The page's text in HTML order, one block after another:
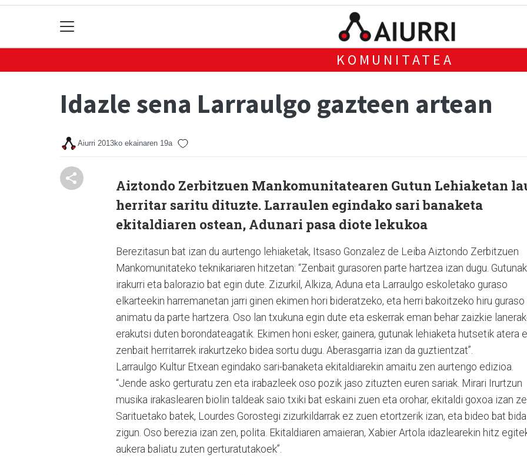
KOMUNITATEA
Idazle sena Larraulgo gazteen artean
Aiurri 2013ko ekainaren 19a
Aiztondo Zerbitzuen Mankomunitatearen Gutun Lehiaketan
herritar saritu dituzte. Larraulen egindako sari banaketa
ekitaldiaren ostean, Adunari pasa diote lekukoa
Berezitasun bat izan du aurtengo lehiaketak, Itsaso Gonzalez de Leiba Aiztondo Zerbitzuen
Mankomunitateko teknikariaren hitzetan: “Zenbait gurasoren parte hartzea izan dugu. Gutunak
irakurri eta balorazio bat egin dute. Zizurkil, Alkiza, Aduna eta Larraulgo eskoletako guraso
elkarteekin harremanetan jarri ginen ekimen hori bideratzeko, eta herri bakoitzeko hiru guraso
animatu da parte hartzera. Oso lan txukuna egin dute eta eskerrak eman behar zaizkie
erakutsi duten borondateagatik. Ekimen honi esker, gainera, gutunak lehiaketa hutsetik atera
zenbait herritarrek irakurtzeko bidea sortu dugu. Aberasgarria izan da guztientzat”.
Larraulgo Kultur Etxean egindako sari-banaketa ekitaldiarekin amaitu zen aurtengo edizioa.
“Jende asko gerturatu zen eta irabazleek oso pozik jaso zituzten euren sariak. Mirari Irurtzun
musika irakaslearen biolin taldeak saio txiki bat eskaini zuen eta orohar, ekitaldi goxoa izan
Sarituetako batek, Lourdes Gorostegi zizurkildarrak ez zuen etortzerik izan, eta bideo bat
zigun. Oso berezia izan zen, polita. Ekitaldiaren amaieran, Xabier Artola idazlearekin hitz
aukera baliatu zuten gerturatutakoek”.